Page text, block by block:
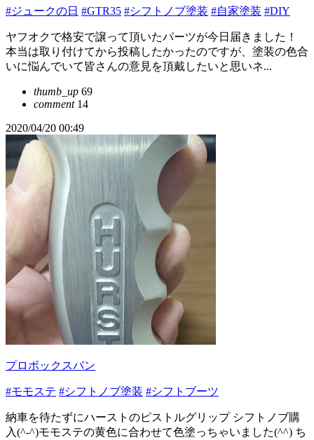
#ジュークの日 #GTR35 #シフトノブ塗装 #自家塗装 #DIY
ヤフオクで格安で譲って頂いたパーツが今日届きました！
本当は取り付けてから投稿したかったのですが、塗装の色合
いに悩んでいて皆さんの意見を頂戴したいと思いネ...
thumb_up 69
comment14
2020/04/20 00:49
プロボックスバン
#モモステ #シフトノブ塗装 #シフトブーツ
納車を待たずにハーストのピストルグリップ シフトノブ購
入(^-^)モモステの黄色に合わせて色塗っちゃいました(^^) ち